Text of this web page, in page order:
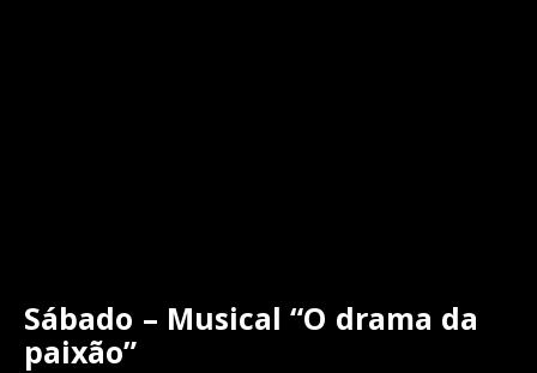
Sábado – Musical “O drama da
paixão”